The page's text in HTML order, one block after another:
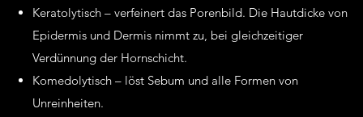
Keratolytisch – verfeinert das Porenbild. Die Hautdicke von
Epidermis und Dermis nimmt zu, bei gleichzeitiger
Verdünnung der Hornschicht.
Komedolytisch – löst Sebum und alle Formen von
Unreinheiten.